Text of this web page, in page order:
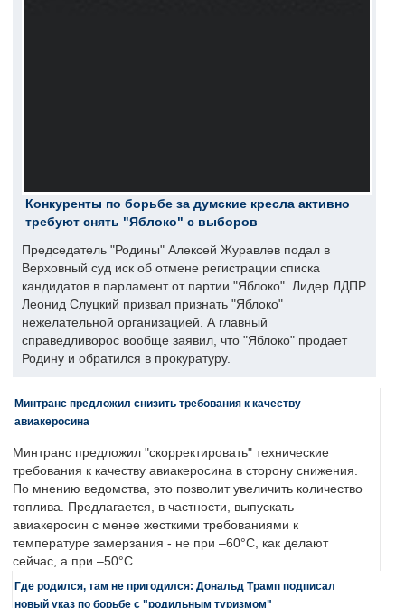
Конкуренты по борьбе за думские кресла активно
требуют снять "Яблоко" с выборов
Председатель "Родины" Алексей Журавлев подал в
Верховный суд иск об отмене регистрации списка
кандидатов в парламент от партии "Яблоко". Лидер ЛДПР
Леонид Слуцкий призвал признать "Яблоко"
нежелательной организацией. А главный
справедливорос вообще заявил, что "Яблоко" продает
Родину и обратился в прокуратуру.
Минтранс предложил снизить требования к качеству
авиакеросина
Минтранс предложил "скорректировать" технические
требования к качеству авиакеросина в сторону снижения.
По мнению ведомства, это позволит увеличить количество
топлива. Предлагается, в частности, выпускать
авиакеросин с менее жесткими требованиями к
температуре замерзания - не при –60°C, как делают
сейчас, а при –50°C.
Где родился, там не пригодился: Дональд Трамп подписал
новый указ по борьбе с "родильным туризмом"